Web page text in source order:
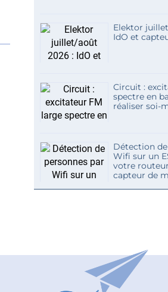
Elektor
IdO et
Circuit :
spectre en
réaliser soi-
Détection
Wifi sur un
votre
capteur de